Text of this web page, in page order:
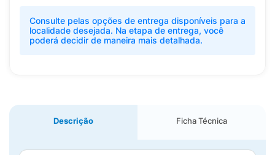
Consulte pelas opções de entrega disponíveis para a
localidade desejada. Na etapa de entrega, você
poderá decidir de maneira mais detalhada.
Descrição Ficha Técnica